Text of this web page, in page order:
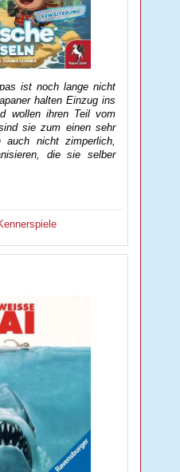
ist noch lange nicht
halten Einzug ins
wollen ihren Teil vom
sie zum einen sehr
auch nicht zimperlich,
die sie selber